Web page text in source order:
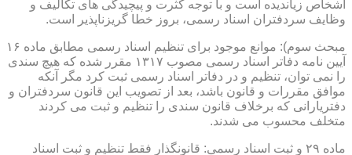
اشخاص زیاندیده است و با توجه کثرت و پیچیدگی های تکالیف و
وظایف سردفتران اسناد رسمی، بروز خطا گریزناپذیر است.
مبحث سوم): موانع موجود برای تنظیم اسناد رسمی مطابق ماده ۱۶
آیین نامه دفاتر اسناد رسمی مصوب ۱۳۱۷ مقرر شده که هیچ سندی
را نمی توان، تنظیم و در دفاتر اسناد رسمی ثبت کرد مگر آنکه
موافق مقررات و قانون باشد، بعد از تصویب این قانون سردفتران و
دفتریارانی که برخلاف قانون سندی را تنظیم و ثبت می کردند
متخلف محسوب می شدند.
ماده ۲۹ و ثبت اسناد رسمی: قانونگذار فقط تنظیم و ثبت اسناد